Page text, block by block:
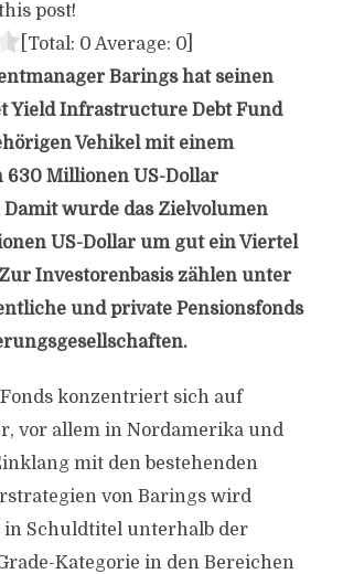
post!
[Total: 0 Average: 0]
Barings hat seinen
Yield Infrastructure Debt Fund
Vehikel mit einem
630 Millionen US-Dollar
Damit wurde das Zielvolumen
US-Dollar um gut ein Viertel
Investorenbasis zählen unter
und private Pensionsfonds
konzentriert sich auf
vor allem in Nordamerika und
mit den bestehenden
von Barings wird
in Schuldtitel unterhalb der
Kategorie in den Bereichen